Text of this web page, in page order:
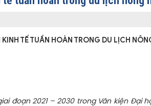
TẾ TUẦN HOÀN TRONG DU LỊCH
đoạn 2021 – 2030 trong Văn kiện Đại